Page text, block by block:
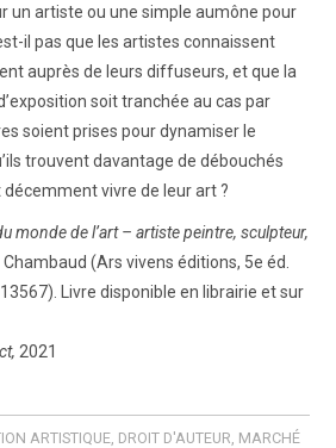
un artiste ou une simple aumône pour
il pas que les artistes connaissent
auprès de leurs diffuseurs, et que la
soit tranchée au cas par
soient prises pour dynamiser le
trouvent davantage de débouchés
vivre de leur art ?
monde de l’art – artiste peintre, sculpteur,
(Ars vivens éditions, 5e éd.
Livre disponible en librairie et sur
2021
ARTISTIQUE, DROIT D'AUTEUR MARCHÉ